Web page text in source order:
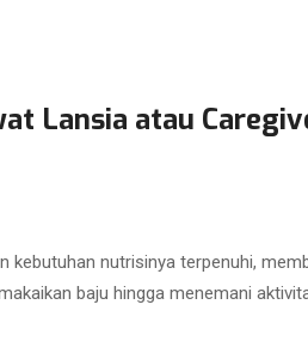
Lansia atau
nutrisinya terpenuhi,
baju hingga menemani